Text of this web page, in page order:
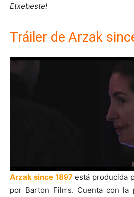
Etxebeste!
Tráiler de Arzak
Arzak since 1897está producida
por Barton Films. Cuenta con la